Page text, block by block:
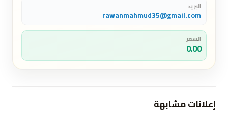
البريد
rawanmahmud35@gmail.com
السعر
0.00
إعلانات مشابهة